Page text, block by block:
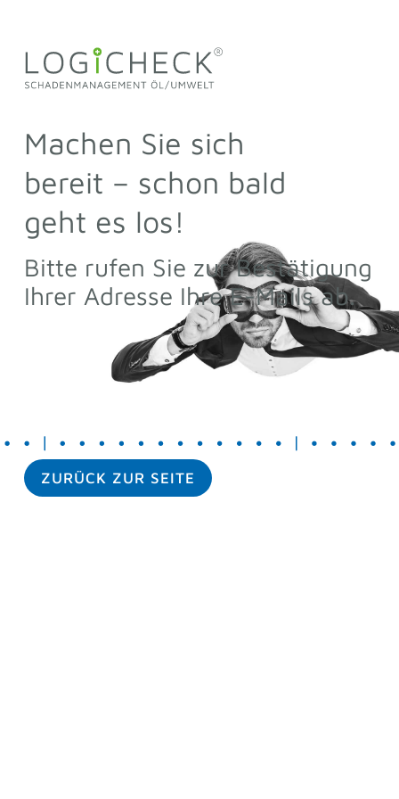
Machen Sie sich
bereit – schon bald
geht es los!
Bitte rufen Sie zur Bestätigung
Ihrer Adresse Ihre E-Mails ab.
ZURÜCK ZUR SEITE